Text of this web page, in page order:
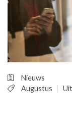
Nieuws
Augustus